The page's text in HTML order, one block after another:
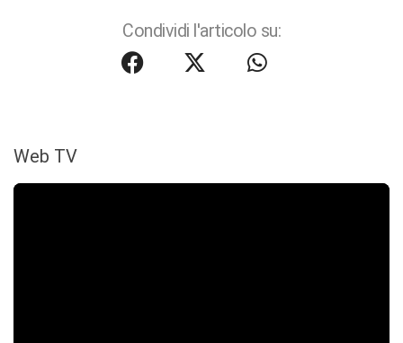
Condividi l'articolo su:
Web TV